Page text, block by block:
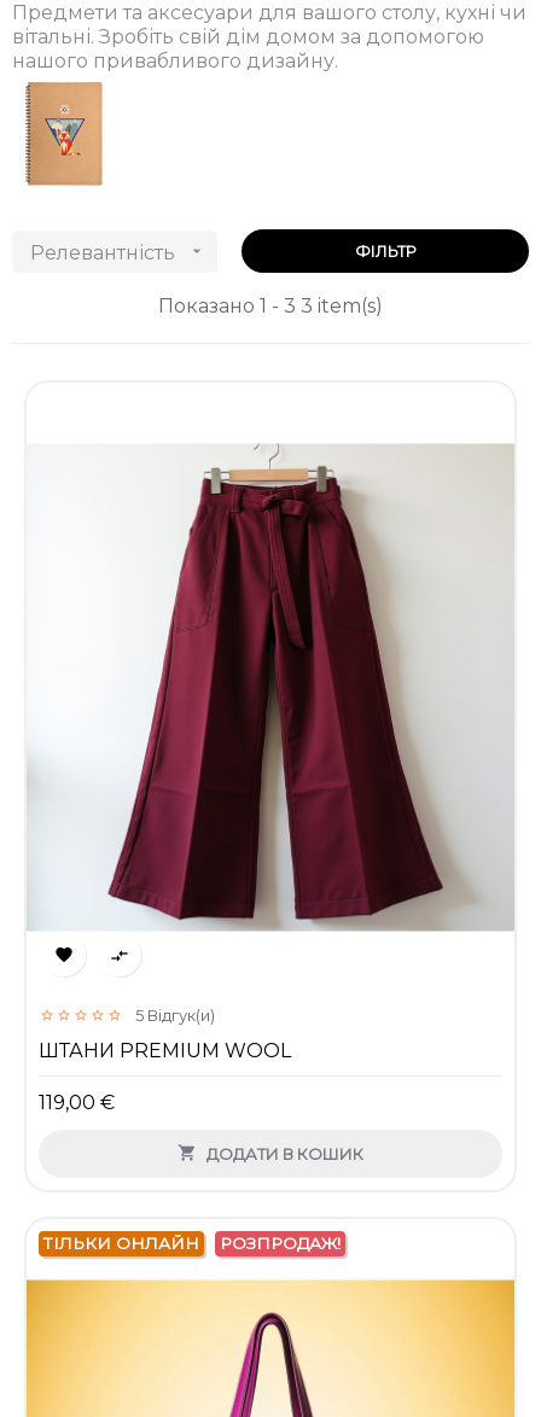
Предмети та аксесуари для вашого столу, кухні чи
вітальні. Зробіть свій дім домом за допомогою
нашого привабливого дизайну.
Релевантність  ФІЛЬТР
Показано 1 - 3 3 item(s)
 
5 Відгук(и)
ШТАНИ PREMIUM WOOL
119,00 €
 ДОДАТИ В КОШИК
ТІЛЬКИ ОНЛАЙН РОЗПРОДАЖ!